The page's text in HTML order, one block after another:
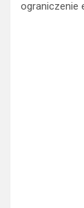
ograniczenie